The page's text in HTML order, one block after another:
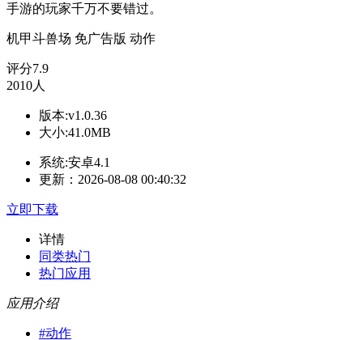
手游的玩家千万不要错过。
机甲斗兽场 免广告版 动作
评分7.9
2010人
版本:v1.0.36
大小:41.0MB
系统:安卓4.1
更新：2026-08-08 00:40:32
立即下载
详情
同类热门
热门应用
应用介绍
#动作